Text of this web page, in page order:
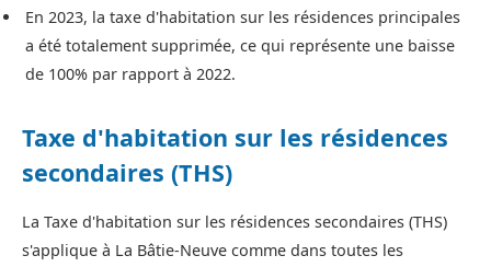
En 2023, la taxe d'habitation sur les résidences principales
a été totalement supprimée, ce qui représente une baisse
de 100% par rapport à 2022.
Taxe d'habitation sur les résidences
secondaires (THS)
La Taxe d'habitation sur les résidences secondaires (THS)
s'applique à La Bâtie-Neuve comme dans toutes les